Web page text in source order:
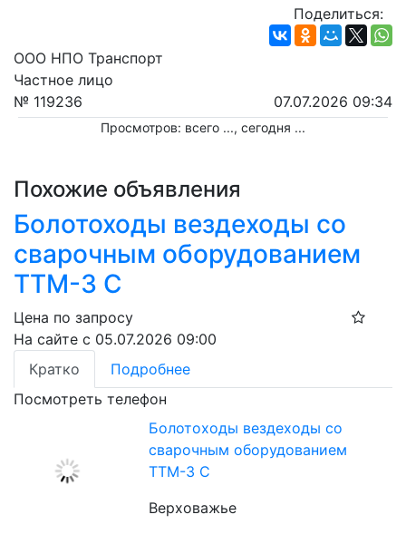
Поделиться:
ООО НПО Транспорт
Частное лицо
№ 119236
07.07.2026 09:34
Просмотров: всего ..., сегодня ...
Похожие объявления
Болотоходы вездеходы со
сварочным оборудованием
ТТМ-3 С
Цена по запросу
На сайте с 05.07.2026 09:00
Кратко
Подробнее
Посмотреть телефон
Болотоходы вездеходы со
сварочным оборудованием
ТТМ-3 С
Верховажье